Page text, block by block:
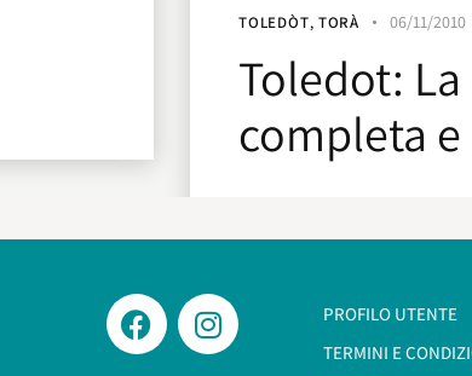
TOLEDÒT, TORÀ 06/11/2010
Toledot:
completa e
PROFILO UTENTE
TERMINI E